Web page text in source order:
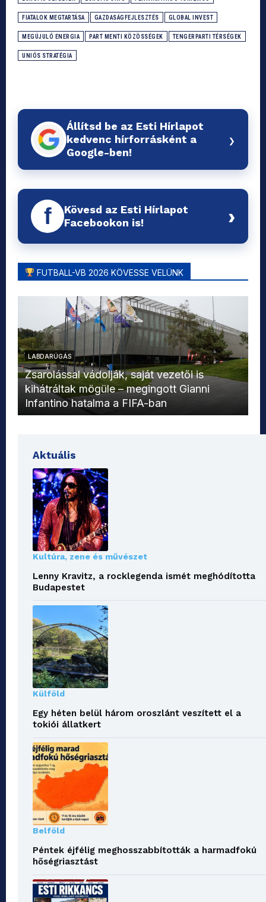
FIATALOK MEGTARTÁSA GAZDASÁGFEJLESZTÉS GLOBAL INVEST
MEGÚJULÓ ENERGIA PART MENTI KÖZÖSSÉGEK TENGERPARTI TÉRSÉGEK
UNIÓS STRATÉGIA
Állítsd be az Esti Hírlapot
kedvenc hírforrásként a
Google-ben!
›
f
Kövesd az Esti Hírlapot
Facebookon is!
›
FUTBALL-VB 2026 KÖVESSE VELÜNK
LABDARÚGÁS
Zsarolással vádolják, saját vezetői is
kihátráltak mögüle – megingott Gianni
Infantino hatalma a FIFA-ban
Aktuális
Kultúra, zene és művészet
Lenny Kravitz, a rocklegenda ismét meghódította
Budapestet
Külföld
Egy héten belül három oroszlánt veszített el a
tokiói állatkert
Belföld
Péntek éjfélig meghosszabbították a harmadfokú
hőségriasztást